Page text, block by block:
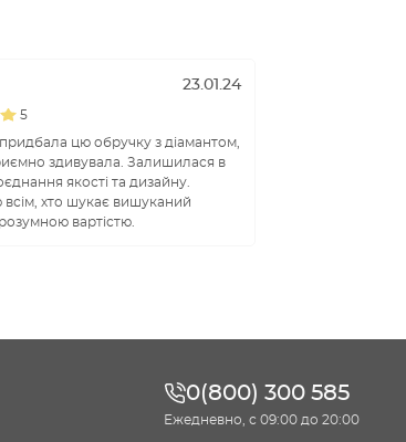
23.01.24
5
цю обручку з діамантом,
здивувала. Залишилася в
якості та дизайну.
хто шукає вишуканий
вартістю.
0(800) 300 585
Ежедневно, с 09:00 до 20:00